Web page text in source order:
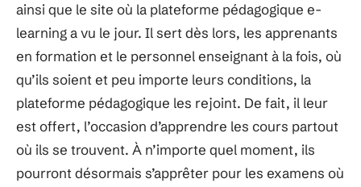
ainsi que le site où la plateforme pédagogique e-
learning a vu le jour. Il sert dès lors, les apprenants
en formation et le personnel enseignant à la fois, où
qu’ils soient et peu importe leurs conditions, la
plateforme pédagogique les rejoint. De fait, il leur
est offert, l’occasion d’apprendre les cours partout
où ils se trouvent. À n’importe quel moment, ils
pourront désormais s’apprêter pour les examens où